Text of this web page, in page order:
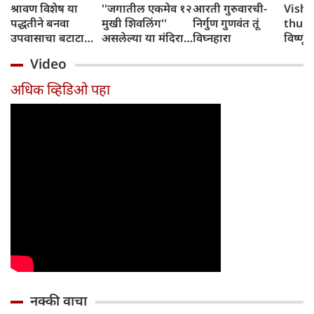
श्रावण विशेष या
पद्धतीने बनवा
उपवासाचा बटाटा
करतील
''जगातील एकमेव १२
मुखी शिवलिंग''
असलेल्या या मंदिरात
लपवत असत
आरती गुरुवारची-
निर्गुण गुणवंत तूं
विघ्नहारा
Video
अधिक व्हिडिओ पहा
नक्की वाचा